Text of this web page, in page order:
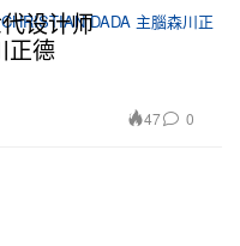
设计师
正德
47 0